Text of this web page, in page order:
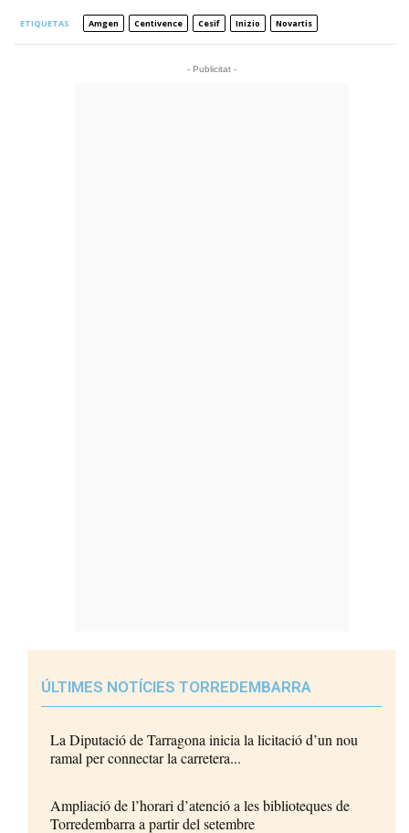
ETIQUETAS Amgen Centivence Cesif Inizio Novartis
- Publicitat -
ÚLTIMES NOTÍCIES TORREDEMBARRA
La Diputació de Tarragona inicia la licitació d’un nou
ramal per connectar la carretera...
Ampliació de l’horari d’atenció a les biblioteques de
Torredembarra a partir del setembre